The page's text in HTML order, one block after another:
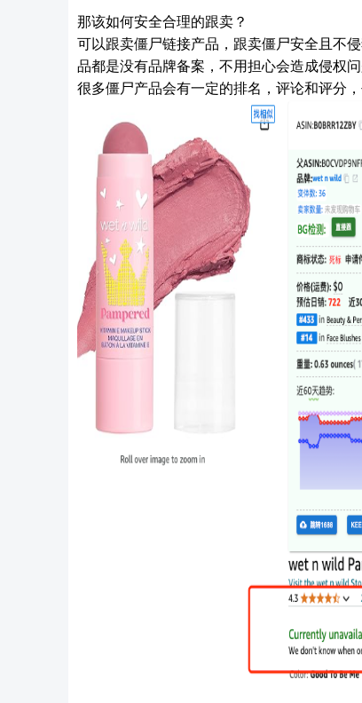
那该如何安全合理的跟卖？
可以跟卖僵尸链接产品，跟卖僵尸安全且不
品都是没有品牌备案，不用担心会造成侵权问
很多僵尸产品会有一定的排名，评论和评分